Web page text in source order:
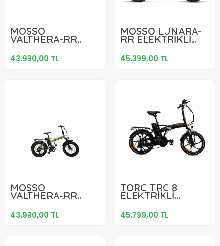
MOSSO
VALTHERA-RR
ELEKTRİKLİ
KATLANIR
BİSİKLET 420H MD
43.990,00 TL
Sepete Ekle
MOSSO LUNARA-
RR ELEKTRİKLİ
KATLANIR
BİSİKLET 420H MD
20 JANT 7 VİTES
45.399,00 TL
Sepete Ekle
MOSSO
VALTHERA-RR
ELEKTRİKLİ
KATLANIR
BİSİKLET 420H MD
43.990,00 TL
Sepete Ekle
TORC TRC 8
ELEKTRİKLİ
KATLANIR
BİSİKLET 420H MD
20 JANT 7 VİTES
45.799,00 TL
Sepete Ekle